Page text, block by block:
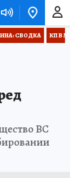
СВОДКА КП В
ВС